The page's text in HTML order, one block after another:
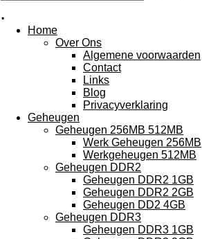
.
Home
Over Ons
Algemene voorwaarden
Contact
Links
Blog
Privacyverklaring
Geheugen
Geheugen 256MB 512MB
Werk Geheugen 256MB
Werkgeheugen 512MB
Geheugen DDR2
Geheugen DDR2 1GB
Geheugen DDR2 2GB
Geheugen DD2 4GB
Geheugen DDR3
Geheugen DDR3 1GB